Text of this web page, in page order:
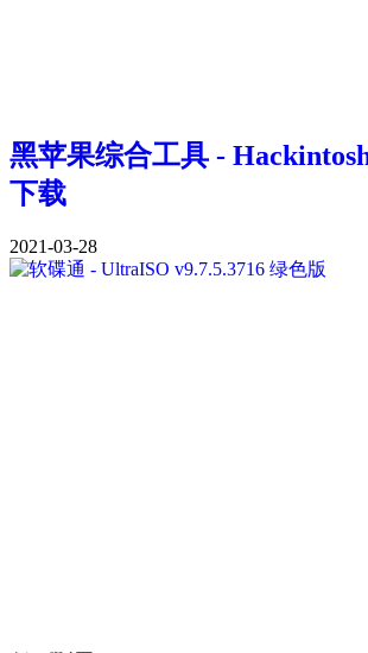
黑苹果综合工具 -
下载
2021-03-28